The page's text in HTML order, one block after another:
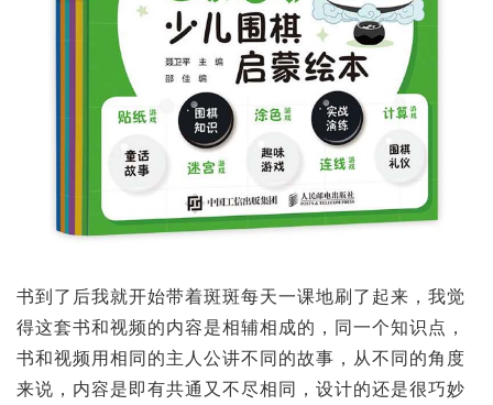
书到了后我就开始带着斑斑每天一课地刷了起来，我觉
得这套书和视频的内容是相辅相成的，同一个知识点，
书和视频用相同的主人公讲不同的故事，从不同的角度
来说，内容是即有共通又不尽相同，设计的还是很巧妙